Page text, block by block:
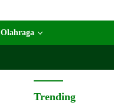
Olahraga
Trending